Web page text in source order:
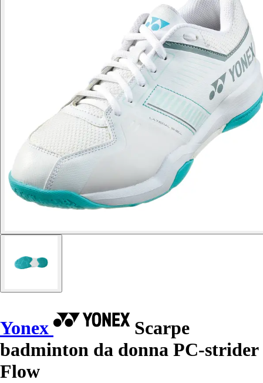
Yonex
Scarpe
badminton da donna PC-strider
Flow